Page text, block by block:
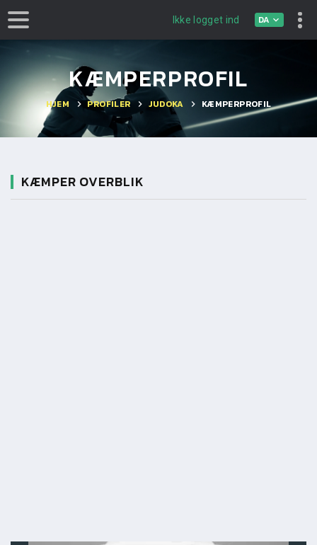
Ikke logget ind DA
KÆMPERPROFIL
HJEM PROFILER JUDOKA KÆMPERPROFIL
KÆMPER OVERBLIK